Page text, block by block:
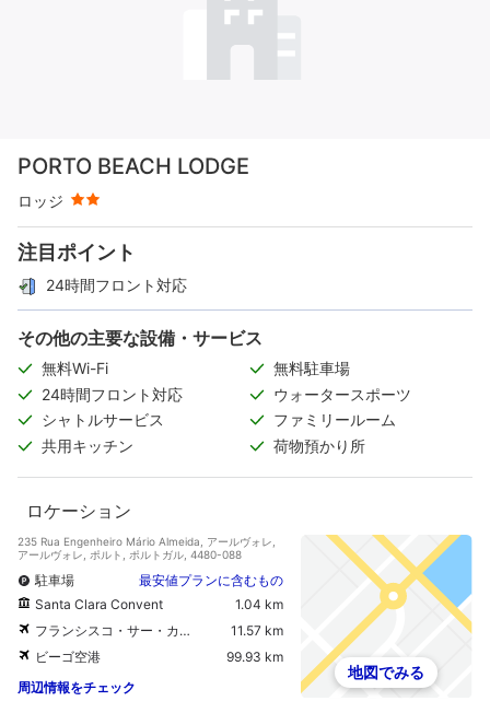
PORTO BEACH LODGE
ロッジ
星評価 2つ星
注目ポイント
24時間フロント対応
その他の主要な設備・サービス
無料Wi-Fi
無料駐車場
24時間フロント対応
ウォータースポーツ
シャトルサービス
ファミリールーム
共用キッチン
荷物預かり所
ロケーション
235 Rua Engenheiro Mário Almeida, アールヴォレ,
アールヴォレ, ポルト, ポルトガル, 4480-088
駐車場
最安値プランに含むもの
Santa Clara Convent
1.04 km
フランシスコ・サー・カルネイロ空港
11.57 km
ビーゴ空港
99.93 km
周辺情報をチェック
地図でみる